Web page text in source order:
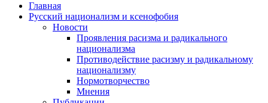
Главная
Русский национализм и ксенофобия
Новости
Проявления расизма и радикального
национализма
Противодействие расизму и радикальному
национализму
Нормотворчество
Мнения